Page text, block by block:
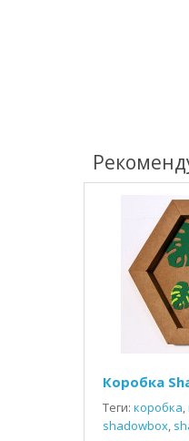
Коробка
Теги: коробка,
shadowbox,